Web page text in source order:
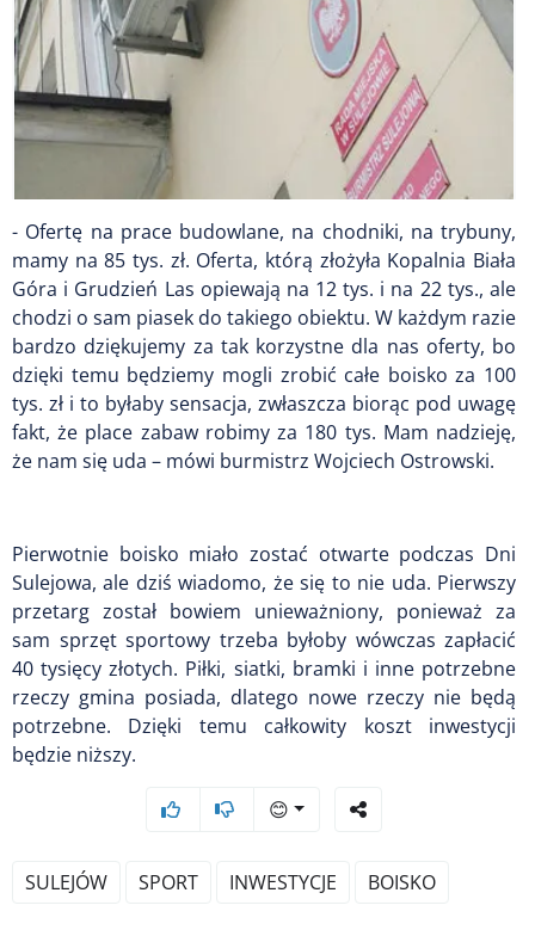
- Ofertę na prace budowlane, na chodniki, na trybuny,
mamy na 85 tys. zł. Oferta, którą złożyła Kopalnia Biała
Góra i Grudzień Las opiewają na 12 tys. i na 22 tys., ale
chodzi o sam piasek do takiego obiektu. W każdym razie
bardzo dziękujemy za tak korzystne dla nas oferty, bo
dzięki temu będziemy mogli zrobić całe boisko za 100
tys. zł i to byłaby sensacja, zwłaszcza biorąc pod uwagę
fakt, że place zabaw robimy za 180 tys. Mam nadzieję,
że nam się uda – mówi burmistrz Wojciech Ostrowski.
Pierwotnie boisko miało zostać otwarte podczas Dni
Sulejowa, ale dziś wiadomo, że się to nie uda. Pierwszy
przetarg został bowiem unieważniony, ponieważ za
sam sprzęt sportowy trzeba byłoby wówczas zapłacić
40 tysięcy złotych. Piłki, siatki, bramki i inne potrzebne
rzeczy gmina posiada, dlatego nowe rzeczy nie będą
potrzebne. Dzięki temu całkowity koszt inwestycji
będzie niższy.
😊
SULEJÓW SPORT INWESTYCJE BOISKO